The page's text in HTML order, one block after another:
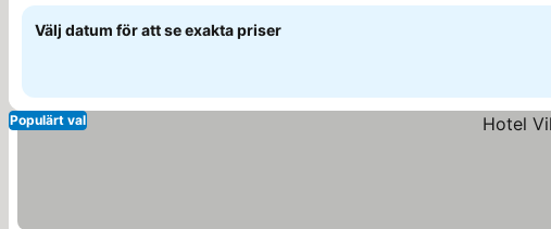
Välj datum för att se exakta priser
Populärt val